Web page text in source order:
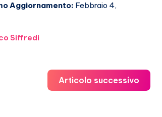
Aggiornamento: Febbraio 4,
Siffredi
Articolo successivo